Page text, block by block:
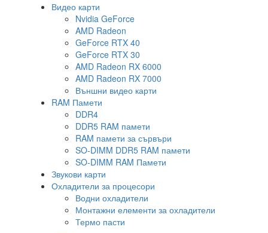
Видео карти
Nvidia GeForce
AMD Radeon
GeForce RTX 40
GeForce RTX 30
AMD Radeon RX 6000
AMD Radeon RX 7000
Външни видео карти
RAM Памети
DDR4
DDR5 RAM памети
RAM памети за сървъри
SO-DIMM DDR5 RAM памети
SO-DIMM RAM Памети
Звукови карти
Охладители за процесори
Водни охладители
Монтажни елементи за охладители
Термо пасти